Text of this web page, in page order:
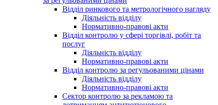
Відділ ринкового та метрологічного нагляду
Діяльність відділу
Нормативно-правові акти
Відділ контролю у сфері торгівлі, робіт та
послуг
Діяльність відділу
Нормативно-правові акти
Відділ контролю за регульованими цінами
Діяльність відділу
Нормативно-правові акти
Сектор контролю за рекламою та